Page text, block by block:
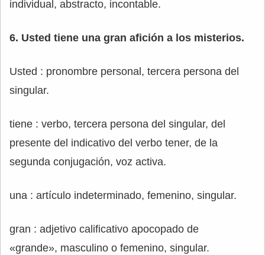
individual, abstracto, incontable.
6. Usted tiene una gran afición a los misterios.
Usted : pronombre personal, tercera persona del
singular.
tiene : verbo, tercera persona del singular, del
presente del indicativo del verbo tener, de la
segunda conjugación, voz activa.
una : artículo indeterminado, femenino, singular.
gran : adjetivo calificativo apocopado de
«grande», masculino o femenino, singular.